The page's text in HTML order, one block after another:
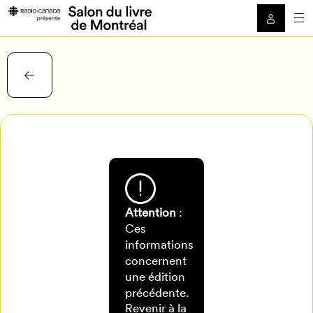
Attention :
Ces
informations
concernent
une édition
précédente.
Revenir à la